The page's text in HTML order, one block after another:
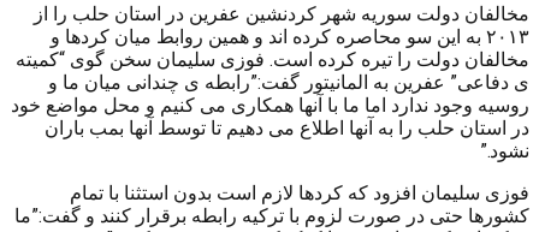
مخالفان دولت سوریه شهر کردنشین عفرین در استان حلب را از
۲۰۱۳ به این سو محاصره کرده اند و همین روابط میان کردها و
مخالفان دولت را تیره کرده است. فوزی سلیمان سخن گوی “کمیته
ی دفاعی” عفرین به المانیتور گفت:”رابطه ی چندانی میان ما و
روسیه وجود ندارد اما ما با آنها همکاری می کنیم و محل مواضع خود
در استان حلب را به آنها اطلاع می دهیم تا توسط آنها بمب باران
نشود.”
فوزی سلیمان افزود که کردها لازم است بدون استثنا با تمام
کشورها حتی در صورت لزوم با ترکیه رابطه برقرار کنند و گفت:”ما